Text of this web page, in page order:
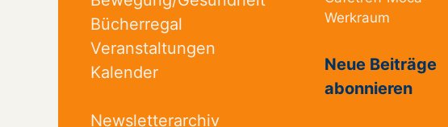
Bücherregal
Veranstaltungen
Kalender
Newsletterarchiv
Werkraum
Neue Beiträge
abonnieren